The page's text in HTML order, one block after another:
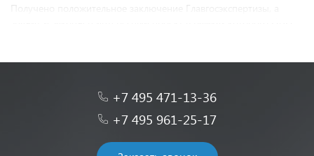
Получено положительное заключение Главгосэкспертизы, а
природного газа объемом 160 тыс.метров кубических каждый
+7 495 471-13-36
+7 495 961-25-17